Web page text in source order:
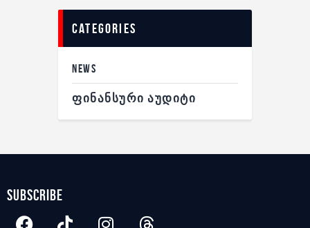
categories
NEWS
ᲤᲘᲜᲐᲜᲡᲣᲠᲘ ᲐᲣᲓᲘᲢᲘ
subscribe